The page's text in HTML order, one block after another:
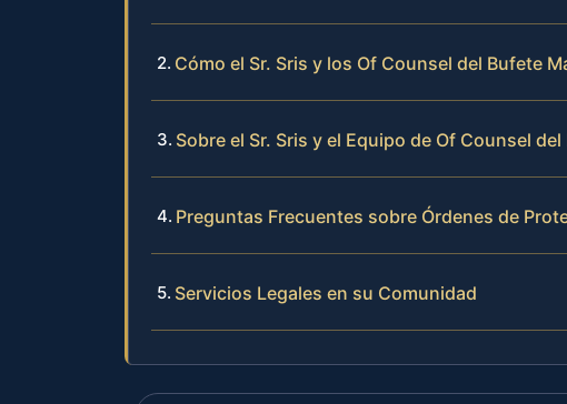
Cómo el Sr. Sris y los Of Counsel del Bufete
Sobre el Sr. Sris y el Equipo de Of Counsel
Preguntas Frecuentes sobre Órdenes de
Servicios Legales en su Comunidad